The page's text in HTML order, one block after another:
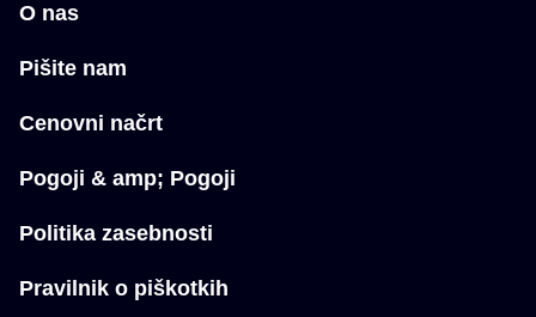
O nas
Pišite nam
Cenovni načrt
Pogoji & amp; Pogoji
Politika zasebnosti
Pravilnik o piškotkih